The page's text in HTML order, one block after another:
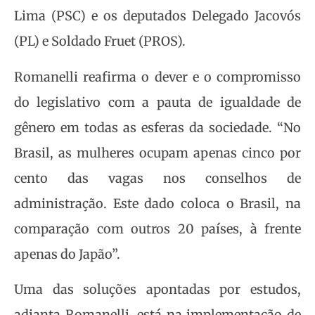
Lima (PSC) e os deputados Delegado Jacovós
(PL) e Soldado Fruet (PROS).
Romanelli reafirma o dever e o compromisso
do legislativo com a pauta de igualdade de
gênero em todas as esferas da sociedade. “No
Brasil, as mulheres ocupam apenas cinco por
cento das vagas nos conselhos de
administração. Este dado coloca o Brasil, na
comparação com outros 20 países, à frente
apenas do Japão”.
Uma das soluções apontadas por estudos,